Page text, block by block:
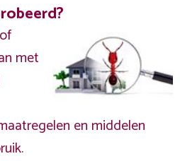
met
en middelen